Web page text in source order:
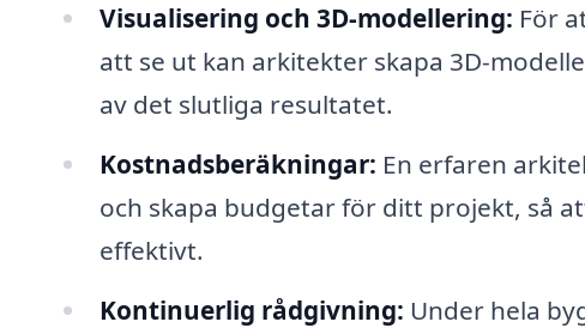
Visualisering och 3D-modellering: För
att se ut kan arkitekter skapa 3D-
av det slutliga resultatet.
Kostnadsberäkningar: En erfaren
och skapa budgetar för ditt projekt, så
effektivt.
Kontinuerlig rådgivning: Under hela